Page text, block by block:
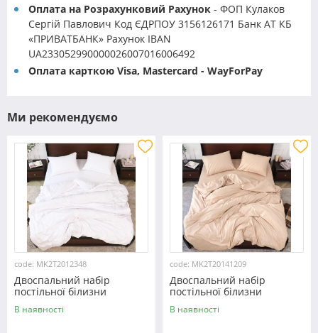
Оплата на Розрахунковий Рахунок - ФОП Кулаков
Сергій Павлович Код ЄДРПОУ 3156126171 Банк АТ КБ
«ПРИВАТБАНК» Рахунок IBAN
UA233052990000026007016006492
Оплата карткою Visa, Mastercard - WayForPay
Ми рекомендуємо
code: MK2T2012348
Двоспальний набір
постільної білизни
180*220 із мікрофібри
№2012348 Черешенка™
В наявності
code: MK2T20141209
Двоспальний набір
постільної білизни
180*220 із мікрофібри
№20141209 Черешенка™
В наявності